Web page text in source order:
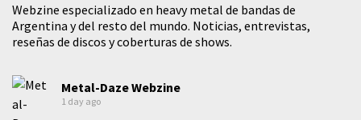
Webzine especializado en heavy metal de bandas de
Argentina y del resto del mundo. Noticias, entrevistas,
reseñas de discos y coberturas de shows.
Metal-Daze Webzine
1 day ago